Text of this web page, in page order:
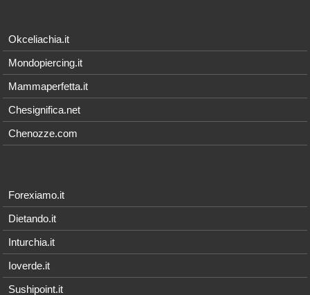
Okceliachia.it
Mondopiercing.it
Mammaperfetta.it
Chesignifica.net
Chenozze.com
Forexiamo.it
Dietando.it
Inturchia.it
Ioverde.it
Sushipoint.it